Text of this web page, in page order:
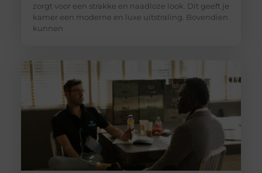
zorgt voor een strakke en naadloze look. Dit geeft je
kamer een moderne en luxe uitstraling. Bovendien
kunnen